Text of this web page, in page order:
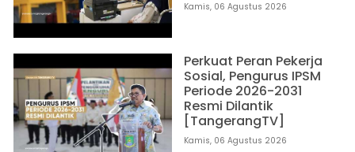
Kamis, 06 Agustus 2026
Perkuat Peran Pekerja
Sosial, Pengurus IPSM
Periode 2026-2031
Resmi Dilantik
[TangerangTV]
Kamis, 06 Agustus 2026